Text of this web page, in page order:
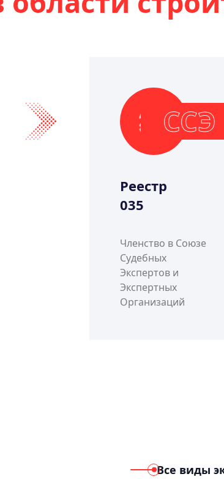
ССЭ
Реестр
035
Членство в Союзе
Судебных
Экспертов и
Экспертных
Организаций
Все виды